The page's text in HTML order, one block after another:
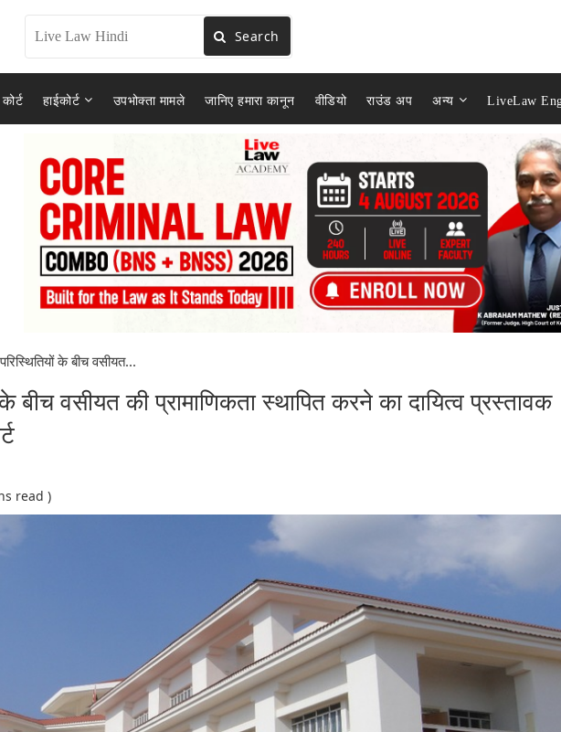
Search
हाईकोर्ट उपभोक्ता मामले जानिए हमारा कानून वीडियो राउंड अप अन्य LiveLaw
के बीच वसीयत...
के बीच वसीयत की प्रामाणिकता स्थापित करने का दायित्व प्रस्तावक
read )